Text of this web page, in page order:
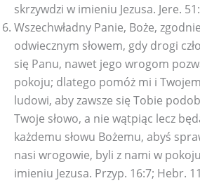
skrzywdzi w imieniu Jezusa. Jere.
Wszechwładny Panie, Boże,
odwiecznym słowem, gdy drogi
się Panu, nawet jego wrogom
pokoju; dlatego pomóż mi i
ludowi, aby zawsze się Tobie
Twoje słowo, a nie wątpiąc lecz
każdemu słowu Bożemu, abyś
nasi wrogowie, byli z nami w
imieniu Jezusa. Przyp. 16:7; Hebr.